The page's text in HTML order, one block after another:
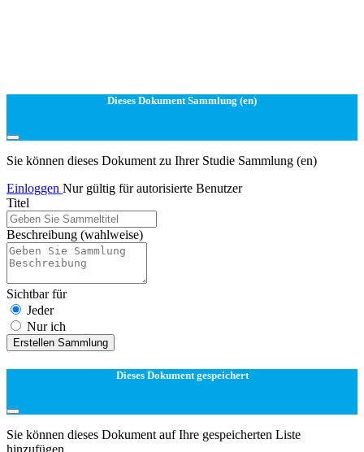
Dieses Dokument Sammlung (en)
Sie können dieses Dokument zu Ihrer Studie Sammlung (en)
Einloggen Nur gültig für autorisierte Benutzer
Titel
Beschreibung (wahlweise)
Sichtbar für
Jeder
Nur ich
Erstellen Sammlung
Dieses Dokument gespeichert
Sie können dieses Dokument auf Ihre gespeicherten Liste
hinzufügen